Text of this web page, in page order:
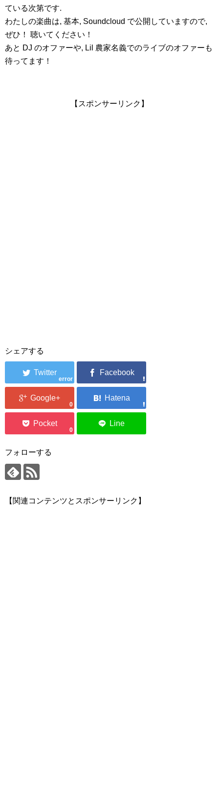
ている次第です.
わたしの楽曲は, 基本, Soundcloud で公開していますので,
ぜひ！ 聴いてください！
あと DJ のオファーや, Lil 農家名義でのライブのオファーも
待ってます！
【スポンサーリンク】
シェアする
error
0
0
フォローする
【関連コンテンツとスポンサーリンク】